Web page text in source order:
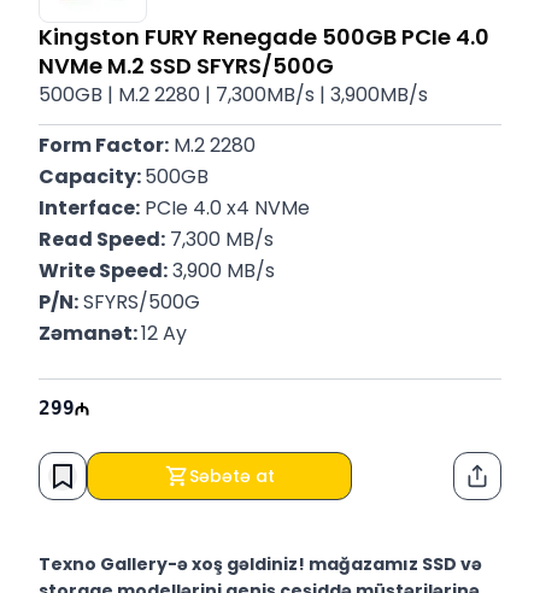
Kingston FURY Renegade 500GB PCIe 4.0
NVMe M.2 SSD SFYRS/500G
500GB | M.2 2280 | 7,300MB/s | 3,900MB/s
Form Factor: M.2 2280
Capacity: 500GB
Interface: PCIe 4.0 x4 NVMe
Read Speed: 7,300 MB/s
Write Speed: 3,900 MB/s
P/N: SFYRS/500G
Zəmanət: 12 Ay
299
Səbətə at
Texno Gallery-ə xoş gəldiniz! mağazamız SSD və